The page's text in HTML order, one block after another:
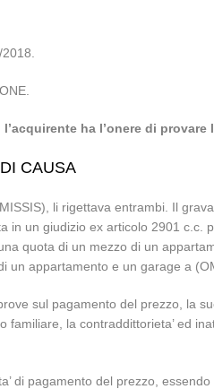
ha l’onere di provare
DI CAUSA
li rigettava entrambi. Il
un giudizio ex articolo 2901 c.c.
quota di un mezzo di un
un appartamento e un garage a
sul pagamento del prezzo, la
la contraddittorieta’ ed
di pagamento del prezzo,